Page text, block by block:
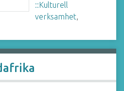
::Kulturell
verksamhet,